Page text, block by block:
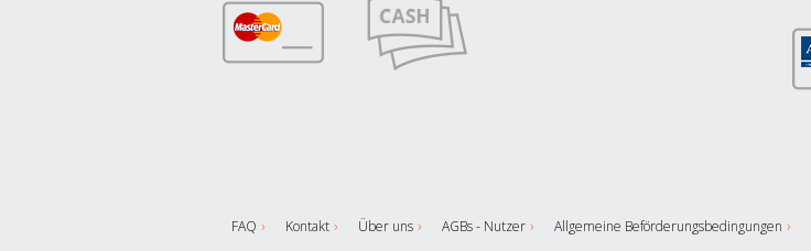
FAQ Kontakt Über uns AGBs - Nutzer Allgemeine Beförderungsbedingungen